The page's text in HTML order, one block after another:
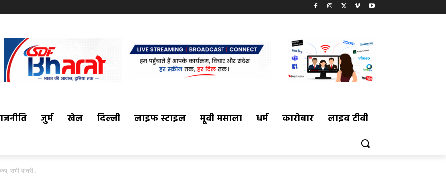
जुर्म खेल दिल्ली लाइफ स्टाइल मूवी मसाला धर्म कारोबार लाइव टीवी
सभी यात्री...